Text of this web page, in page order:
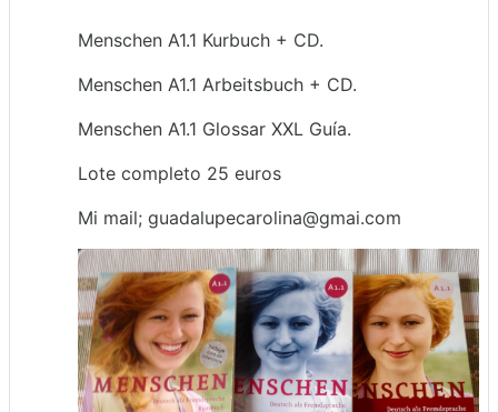
Menschen A1.1 Kurbuch + CD.
Menschen A1.1 Arbeitsbuch + CD.
Menschen A1.1 Glossar XXL Guía.
Lote completo 25 euros
Mi mail; guadalupecarolina@gmai.com